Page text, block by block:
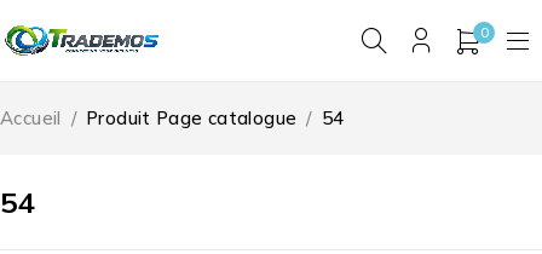
0
54
Accueil / Produit Page catalogue / 54